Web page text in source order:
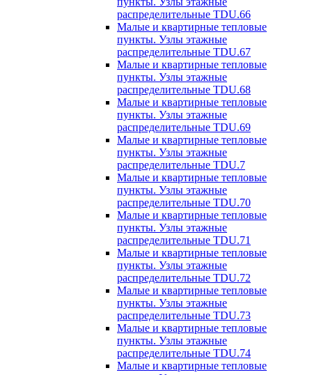
распределительные TDU.66
Малые и квартирные тепловые
пункты. Узлы этажные
распределительные TDU.67
Малые и квартирные тепловые
пункты. Узлы этажные
распределительные TDU.68
Малые и квартирные тепловые
пункты. Узлы этажные
распределительные TDU.69
Малые и квартирные тепловые
пункты. Узлы этажные
распределительные TDU.7
Малые и квартирные тепловые
пункты. Узлы этажные
распределительные TDU.70
Малые и квартирные тепловые
пункты. Узлы этажные
распределительные TDU.71
Малые и квартирные тепловые
пункты. Узлы этажные
распределительные TDU.72
Малые и квартирные тепловые
пункты. Узлы этажные
распределительные TDU.73
Малые и квартирные тепловые
пункты. Узлы этажные
распределительные TDU.74
Малые и квартирные тепловые